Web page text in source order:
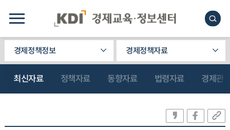
경제정책정보 경제정책자료
최신자료 정책자료 동향자료 법령자료 경제관